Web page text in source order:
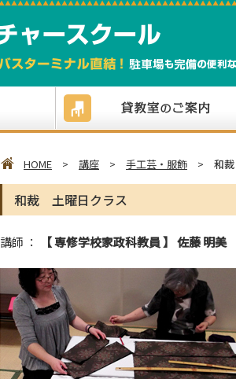
HOME > 講座 > 手工芸・服飾 > 和
和裁 土曜日クラス
講師 ： 【 専修学校家政科教員 】 佐藤 明美